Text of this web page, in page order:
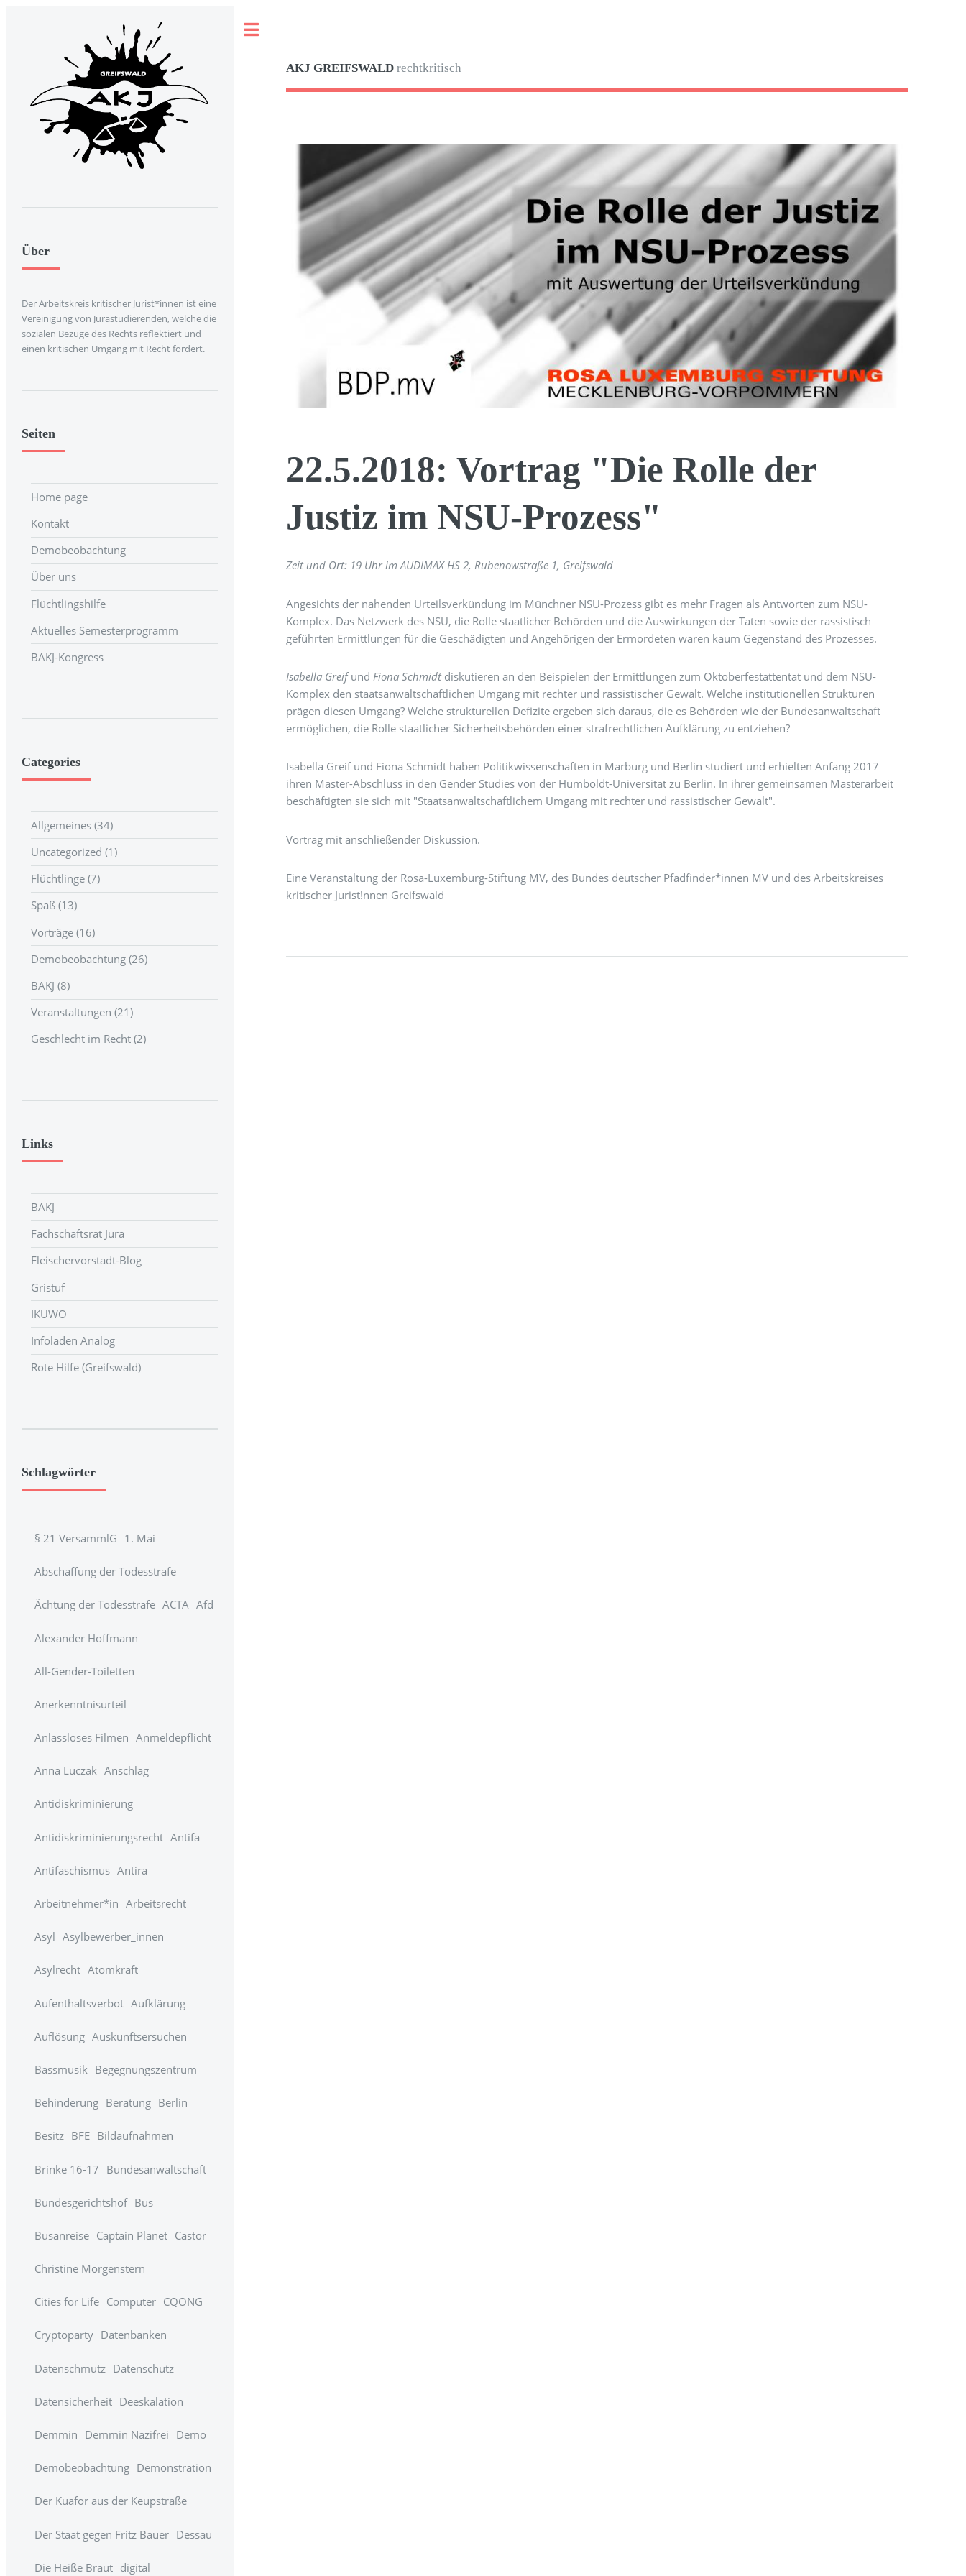
AKJ GREIFSWALD rechtkritisch
22.5.2018: Vortrag "Die Rolle der
Justiz im NSU-Prozess"
Zeit und Ort: 19 Uhr im AUDIMAX HS 2, Rubenowstraße 1, Greifswald
Angesichts der nahenden Urteilsverkündung im Münchner NSU-Prozess gibt es mehr Fragen als Antworten zum NSU-
Komplex. Das Netzwerk des NSU, die Rolle staatlicher Behörden und die Auswirkungen der Taten sowie der rassistisch
geführten Ermittlungen für die Geschädigten und Angehörigen der Ermordeten waren kaum Gegenstand des Prozesses.
Isabella Greifund Fiona Schmidtdiskutieren an den Beispielen der Ermittlungen zum Oktoberfestattentat und dem NSU-
Komplex den staatsanwaltschaftlichen Umgang mit rechter und rassistischer Gewalt. Welche institutionellen Strukturen
prägen diesen Umgang? Welche strukturellen Defizite ergeben sich daraus, die es Behörden wie der Bundesanwaltschaft
ermöglichen, die Rolle staatlicher Sicherheitsbehörden einer strafrechtlichen Aufklärung zu entziehen?
Isabella Greif und Fiona Schmidt haben Politikwissenschaften in Marburg und Berlin studiert und erhielten Anfang 2017
ihren Master-Abschluss in den Gender Studies von der Humboldt-Universität zu Berlin. In ihrer gemeinsamen Masterarbeit
beschäftigten sie sich mit "Staatsanwaltschaftlichem Umgang mit rechter und rassistischer Gewalt".
Vortrag mit anschließender Diskussion.
Eine Veranstaltung der Rosa-Luxemburg-Stiftung MV, des Bundes deutscher Pfadfinder*innen MV und des Arbeitskreises
kritischer Jurist!nnen Greifswald
Über
Der Arbeitskreis kritischer Jurist*innen ist eine
Vereinigung von Jurastudierenden, welche die
sozialen Bezüge des Rechts reflektiert und
einen kritischen Umgang mit Recht fördert.
Seiten
Home page
Kontakt
Demobeobachtung
Über uns
Flüchtlingshilfe
Aktuelles Semesterprogramm
BAKJ-Kongress
Categories
Allgemeines (34)
Uncategorized (1)
Flüchtlinge (7)
Spaß (13)
Vorträge (16)
Demobeobachtung (26)
BAKJ (8)
Veranstaltungen (21)
Geschlecht im Recht (2)
Links
BAKJ
Fachschaftsrat Jura
Fleischervorstadt-Blog
Gristuf
IKUWO
Infoladen Analog
Rote Hilfe (Greifswald)
Schlagwörter
§ 21 VersammlG 1. Mai
Abschaffung der Todesstrafe
Ächtung der Todesstrafe ACTA Afd
Alexander Hoffmann
All-Gender-Toiletten
Anerkenntnisurteil
Anlassloses Filmen Anmeldepflicht
Anna Luczak Anschlag
Antidiskriminierung
Antidiskriminierungsrecht Antifa
Antifaschismus Antira
Arbeitnehmer*in Arbeitsrecht
Asyl Asylbewerber_innen
Asylrecht Atomkraft
Aufenthaltsverbot Aufklärung
Auflösung Auskunftsersuchen
Bassmusik Begegnungszentrum
Behinderung Beratung Berlin
Besitz BFE Bildaufnahmen
Brinke 16-17 Bundesanwaltschaft
Bundesgerichtshof Bus
Busanreise Captain Planet Castor
Christine Morgenstern
Cities for Life Computer CQONG
Cryptoparty Datenbanken
Datenschmutz Datenschutz
Datensicherheit Deeskalation
Demmin Demmin Nazifrei Demo
Demobeobachtung Demonstration
Der Kuaför aus der Keupstraße
Der Staat gegen Fritz Bauer Dessau
Die Heiße Braut digital